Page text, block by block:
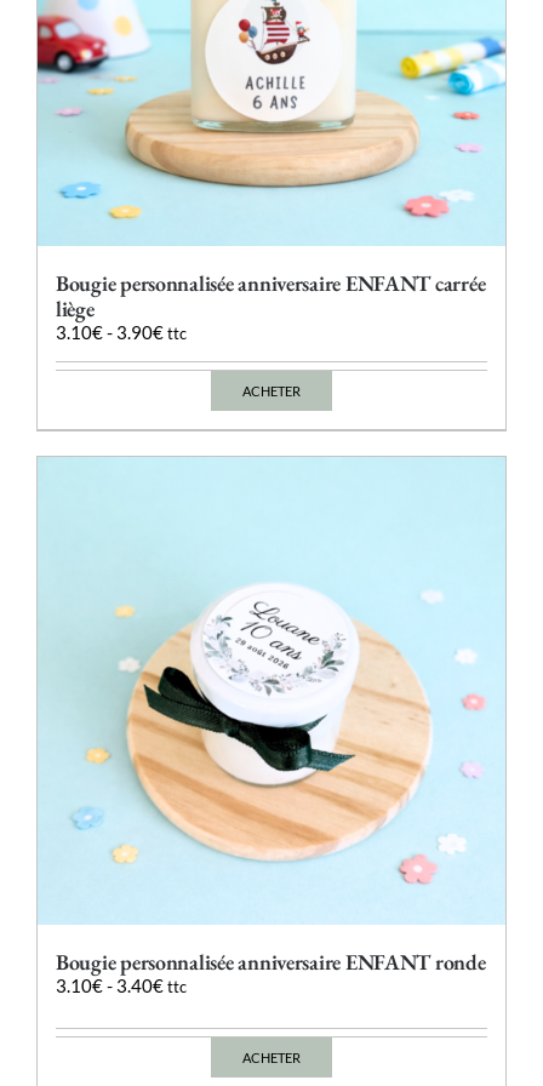
du
produit
Bougie personnalisée anniversaire ENFANT carrée
liège
3.10€- 3.90€ ttc
ACHETER
Ce
choisies
sur
la
page
du
Bougie personnalisée anniversaire ENFANT ronde
3.10€- 3.40€ ttc
ACHETER
Ce